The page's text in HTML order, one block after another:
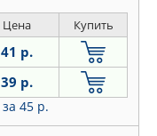
Цена Купить
41 р.
39 р.
за 45 р.